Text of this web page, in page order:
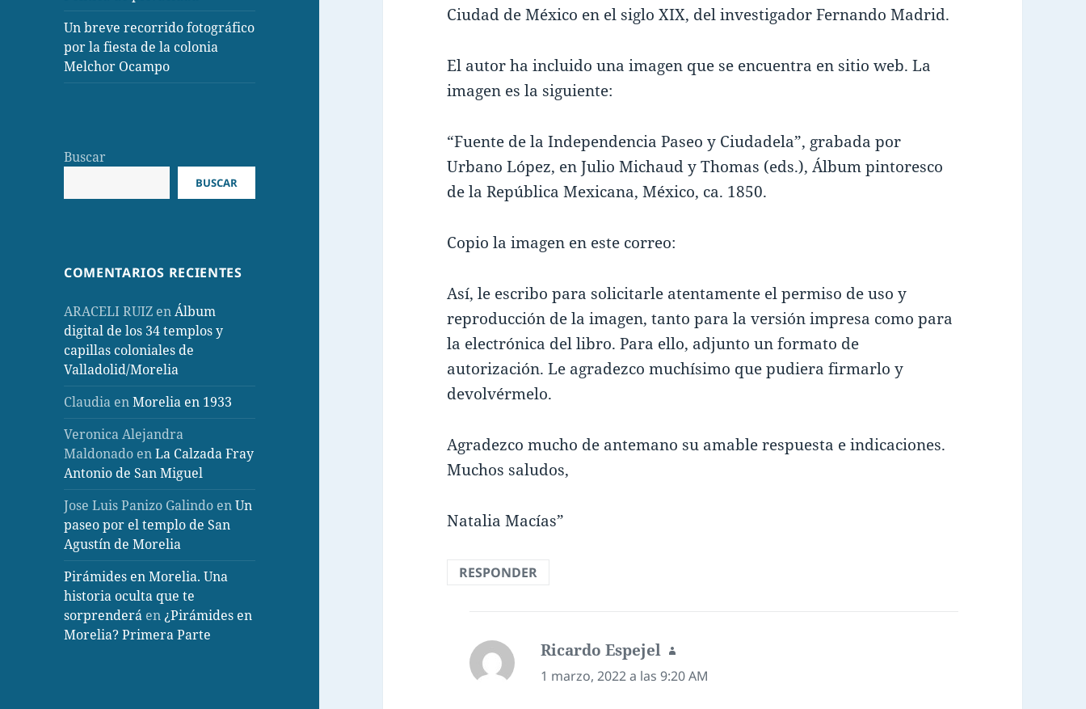
Un breve recorrido fotográfico
por la fiesta de la colonia
Melchor Ocampo
Buscar
BUSCAR
COMENTARIOS RECIENTES
ARACELI RUIZ enÁlbum
digital de los 34 templos y
capillas coloniales de
Valladolid/Morelia
Claudia enMorelia en 1933
Veronica Alejandra
Maldonado enLa Calzada Fray
Antonio de San Miguel
Jose Luis Panizo Galindo enUn
paseo por el templo de San
Agustín de Morelia
Pirámides en Morelia. Una
historia oculta que te
sorprenderá en¿Pirámides en
Morelia? Primera Parte
Ciudad de México en el siglo XIX, del investigador Fernando Madrid.
El autor ha incluido una imagen que se encuentra en sitio web. La
imagen es la siguiente:
“Fuente de la Independencia Paseo y Ciudadela”, grabada por
Urbano López, en Julio Michaud y Thomas (eds.), Álbum pintoresco
de la República Mexicana, México, ca. 1850.
Copio la imagen en este correo:
Así, le escribo para solicitarle atentamente el permiso de uso y
reproducción de la imagen, tanto para la versión impresa como para
la electrónica del libro. Para ello, adjunto un formato de
autorización. Le agradezco muchísimo que pudiera firmarlo y
devolvérmelo.
Agradezco mucho de antemano su amable respuesta e indicaciones.
Muchos saludos,
Natalia Macías”
RESPONDER
Ricardo Espejel dice:
1 marzo, 2022 a las 9:20 AM